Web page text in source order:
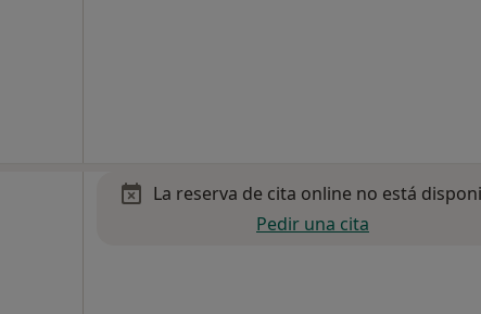
La reserva de cita online no está
Pedir una cita